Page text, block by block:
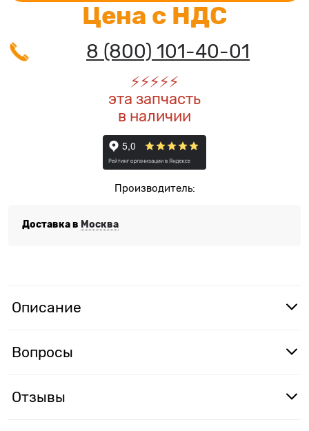
Цена с НДС
8 (800) 101-40-01
⚡️⚡️⚡️⚡️⚡️
эта запчасть
в наличии
Производитель:
Доставка в Москва
Описание
Вопросы
Отзывы